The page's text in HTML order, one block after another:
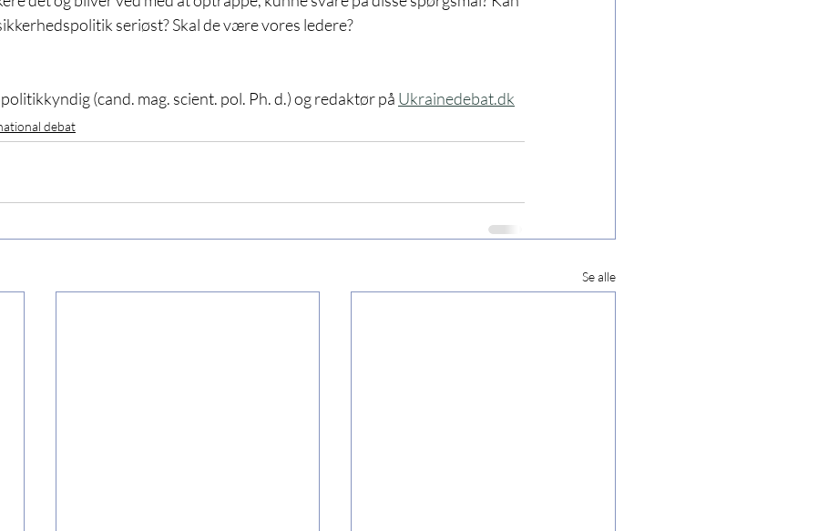
seriøst? Skal de være vores ledere?
(cand. mag. scient. pol. Ph. d.) og redaktør på Ukrainedebat.dk
debat
Se alle